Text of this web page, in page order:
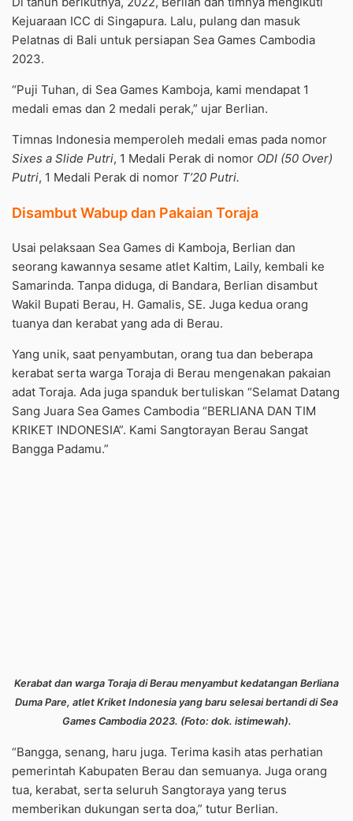
Kejuaraan ICC di Singapura. Lalu, pulang dan masuk
Pelatnas di Bali untuk persiapan Sea Games Cambodia
2023.
“Puji Tuhan, di Sea Games Kamboja, kami mendapat 1
medali emas dan 2 medali perak,” ujar Berlian.
Timnas Indonesia memperoleh medali emas pada nomor
Sixes a Slide Putri, 1 Medali Perak di nomor ODI (50 Over)
Putri, 1 Medali Perak di nomor T’20 Putri.
Disambut Wabup dan Pakaian Toraja
Usai pelaksaan Sea Games di Kamboja, Berlian dan
seorang kawannya sesame atlet Kaltim, Laily, kembali ke
Samarinda. Tanpa diduga, di Bandara, Berlian disambut
Wakil Bupati Berau, H. Gamalis, SE. Juga kedua orang
tuanya dan kerabat yang ada di Berau.
Yang unik, saat penyambutan, orang tua dan beberapa
kerabat serta warga Toraja di Berau mengenakan pakaian
adat Toraja. Ada juga spanduk bertuliskan “Selamat Datang
Sang Juara Sea Games Cambodia “BERLIANA DAN TIM
KRIKET INDONESIA”. Kami Sangtorayan Berau Sangat
Bangga Padamu.”
Kerabat dan warga Toraja di Berau menyambut kedatangan Berliana
Duma Pare, atlet Kriket Indonesia yang baru selesai bertandi di Sea
Games Cambodia 2023. (Foto: dok. istimewah).
“Bangga, senang, haru juga. Terima kasih atas perhatian
pemerintah Kabupaten Berau dan semuanya. Juga orang
tua, kerabat, serta seluruh Sangtoraya yang terus
memberikan dukungan serta doa,” tutur Berlian.